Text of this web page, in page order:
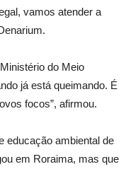
vamos atender a
do Meio
já está queimando. É
focos”, afirmou.
educação ambiental de
em Roraima, mas que